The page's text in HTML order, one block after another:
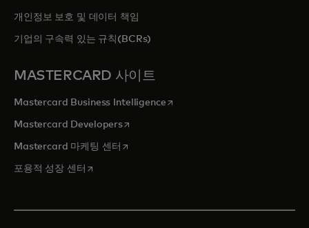
개인정보 보호 및 데이터 책임
기업의 구속력 있는 규칙(BCRs)
MASTERCARD 사이트
Mastercard Business Intelligence새 탭에서 열림
Mastercard Developers새 탭에서 열림
Mastercard 마케팅 센터 새 탭에서 열림
포용적 성장 센터 새 탭에서 열림